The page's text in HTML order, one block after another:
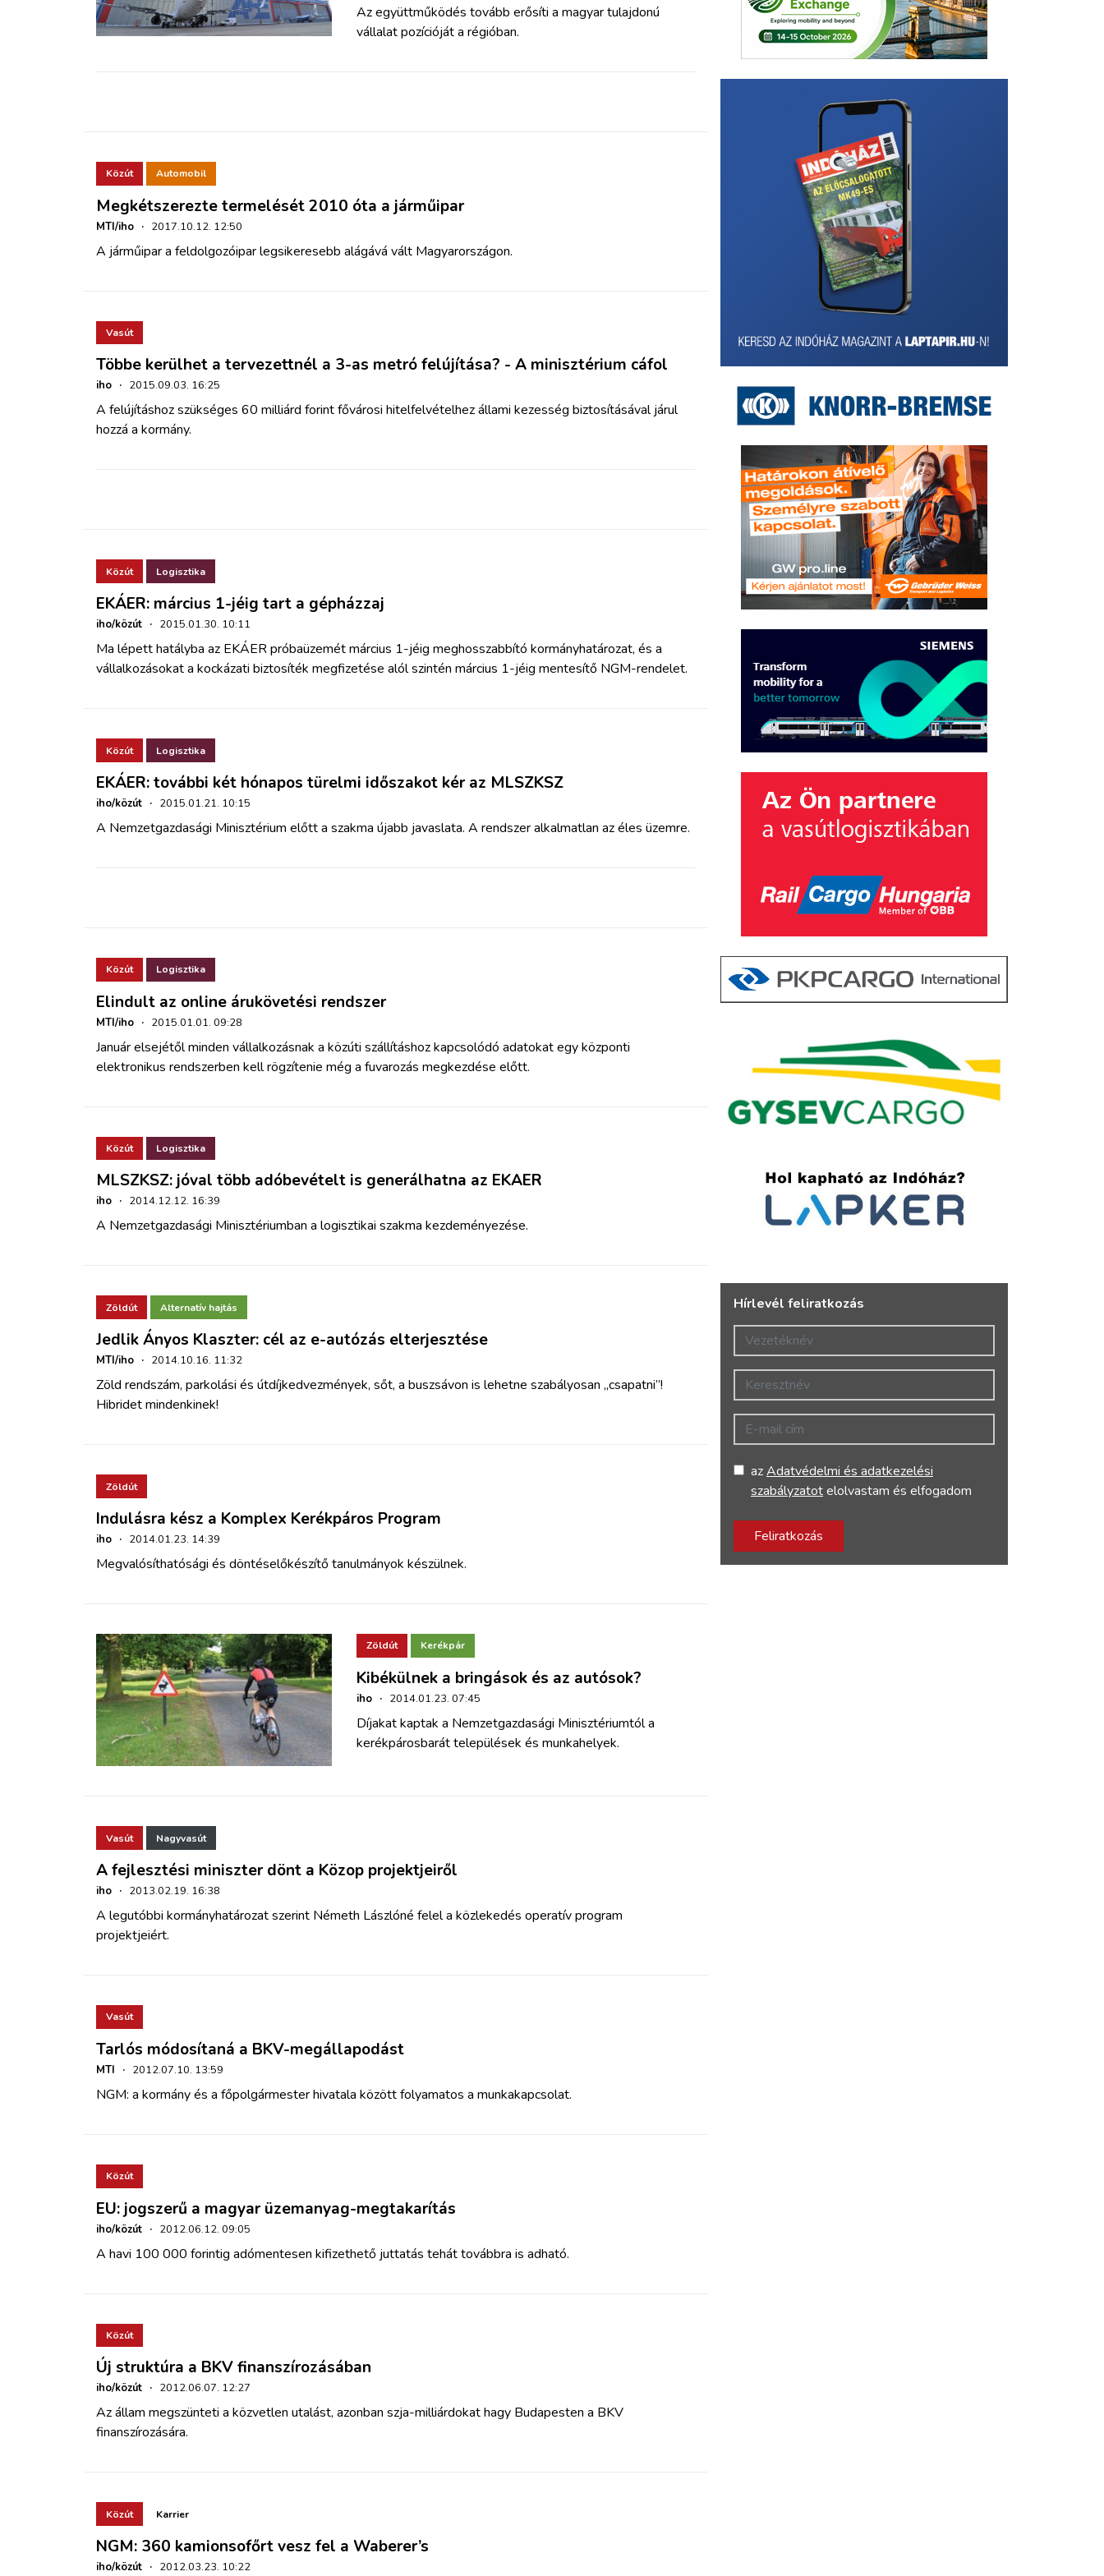
WEBSHOP
BELÉPÉS
Az együttműködés tovább erősíti a magyar tulajdonú
vállalat pozícióját a régióban.
Közút Automobil
Megkétszerezte termelését 2010 óta a járműipar
MTI/iho · 2017.10.12. 12:50
A járműipar a feldolgozóipar legsikeresebb alágává vált Magyarországon.
Vasút
Többe kerülhet a tervezettnél a 3-as metró felújítása? - A minisztérium cáfol
iho · 2015.09.03. 16:25
A felújításhoz szükséges 60 milliárd forint fővárosi hitelfelvételhez állami kezesség biztosításával járul
hozzá a kormány.
Közút Logisztika
EKÁER: március 1-jéig tart a gépházzaj
iho/közút · 2015.01.30. 10:11
Ma lépett hatályba az EKÁER próbaüzemét március 1-jéig meghosszabbító kormányhatározat, és a
vállalkozásokat a kockázati biztosíték megfizetése alól szintén március 1-jéig mentesítő NGM-rendelet.
Közút Logisztika
EKÁER: további két hónapos türelmi időszakot kér az MLSZKSZ
iho/közút · 2015.01.21. 10:15
A Nemzetgazdasági Minisztérium előtt a szakma újabb javaslata. A rendszer alkalmatlan az éles üzemre.
Közút Logisztika
Elindult az online árukövetési rendszer
MTI/iho · 2015.01.01. 09:28
Január elsejétől minden vállalkozásnak a közúti szállításhoz kapcsolódó adatokat egy központi
elektronikus rendszerben kell rögzítenie még a fuvarozás megkezdése előtt.
Közút Logisztika
MLSZKSZ: jóval több adóbevételt is generálhatna az EKAER
iho · 2014.12.12. 16:39
A Nemzetgazdasági Minisztériumban a logisztikai szakma kezdeményezése.
Zöldút Alternatív hajtás
Jedlik Ányos Klaszter: cél az e-autózás elterjesztése
MTI/iho · 2014.10.16. 11:32
Zöld rendszám, parkolási és útdíjkedvezmények, sőt, a buszsávon is lehetne szabályosan „csapatni”!
Hibridet mindenkinek!
Zöldút
Indulásra kész a Komplex Kerékpáros Program
iho · 2014.01.23. 14:39
Megvalósíthatósági és döntéselőkészítő tanulmányok készülnek.
Zöldút Kerékpár
Kibékülnek a bringások és az autósok?
iho · 2014.01.23. 07:45
Díjakat kaptak a Nemzetgazdasági Minisztériumtól a
kerékpárosbarát települések és munkahelyek.
Vasút Nagyvasút
A fejlesztési miniszter dönt a Közop projektjeiről
iho · 2013.02.19. 16:38
A legutóbbi kormányhatározat szerint Németh Lászlóné felel a közlekedés operatív program
projektjeiért.
Vasút
Tarlós módosítaná a BKV-megállapodást
MTI · 2012.07.10. 13:59
NGM: a kormány és a főpolgármester hivatala között folyamatos a munkakapcsolat.
Közút
EU: jogszerű a magyar üzemanyag-megtakarítás
iho/közút · 2012.06.12. 09:05
A havi 100 000 forintig adómentesen kifizethető juttatás tehát továbbra is adható.
Közút
Új struktúra a BKV finanszírozásában
iho/közút · 2012.06.07. 12:27
Az állam megszünteti a közvetlen utalást, azonban szja-milliárdokat hagy Budapesten a BKV
finanszírozására.
Közút Karrier
NGM: 360 kamionsofőrt vesz fel a Waberer’s
iho/közút · 2012.03.23. 10:22
Hírlevél feliratkozás
Vezetéknév
Keresztnév
E-mail cím
azAdatvédelmi és adatkezelési
szabályzatotelolvastam és elfogadom
Feliratkozás